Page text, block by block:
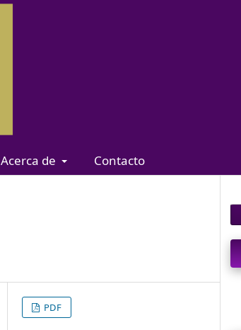
Acerca de Contacto
PDF